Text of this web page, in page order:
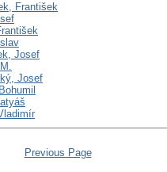
František
Josef
Josef
Previous Page